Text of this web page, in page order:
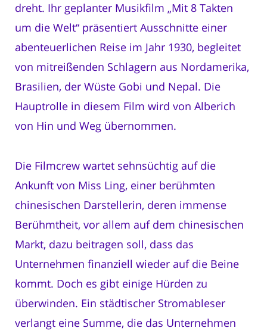
dreht. Ihr geplanter Musikfilm „Mit 8 Takten
um die Welt“ präsentiert Ausschnitte einer
abenteuerlichen Reise im Jahr 1930, begleitet
von mitreißenden Schlagern aus Nordamerika,
Brasilien, der Wüste Gobi und Nepal. Die
Hauptrolle in diesem Film wird von Alberich
von Hin und Weg übernommen.
Die Filmcrew wartet sehnsüchtig auf die
Ankunft von Miss Ling, einer berühmten
chinesischen Darstellerin, deren immense
Berühmtheit, vor allem auf dem chinesischen
Markt, dazu beitragen soll, dass das
Unternehmen finanziell wieder auf die Beine
kommt. Doch es gibt einige Hürden zu
überwinden. Ein städtischer Stromableser
verlangt eine Summe, die das Unternehmen